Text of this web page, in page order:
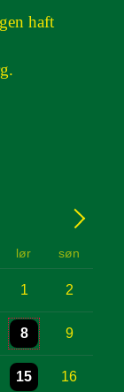
haft
Næste -
lør søn
1 2
8
One event9
15
One event16